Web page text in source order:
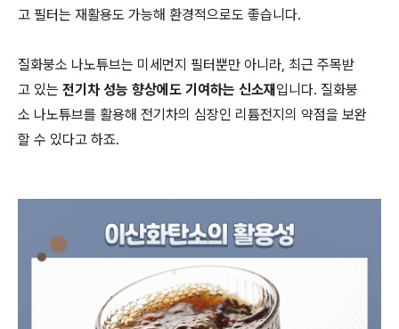
고 필터는 재활용도 가능해 환경적으로도 좋습니다.
질화붕소 나노튜브는 미세먼지 필터뿐만 아니라, 최근 주목받
고 있는 전기차 성능 향상에도 기여하는 신소재입니다. 질화붕
소 나노튜브를 활용해 전기차의 심장인 리튬전지의 약점을 보완
할 수 있다고 하죠.